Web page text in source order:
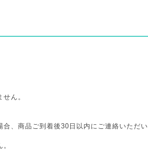
ん。
、商品ご到着後30日以内にご連絡いただい